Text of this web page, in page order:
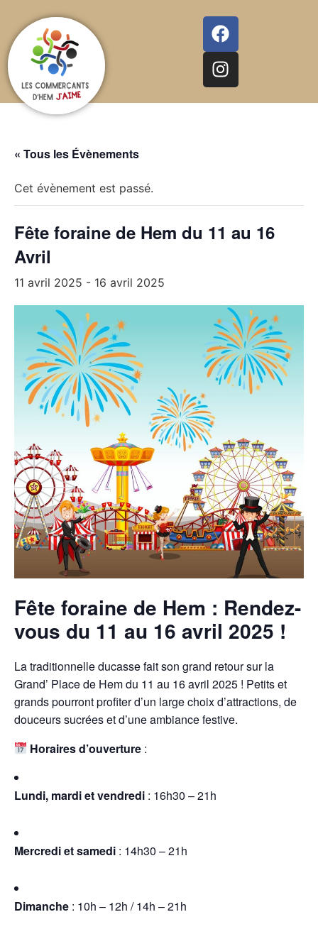
« Tous les Évènements
Cet évènement est passé.
Fête foraine de Hem du 11 au 16
Avril
11 avril 2025 - 16 avril 2025
Fête foraine de Hem : Rendez-
vous du 11 au 16 avril 2025 !
La traditionnelle ducasse fait son grand retour sur la
Grand’ Place de Hem du 11 au 16 avril 2025 ! Petits et
grands pourront profiter d’un large choix d’attractions, de
douceurs sucrées et d’une ambiance festive.
Horaires d’ouverture :
Lundi, mardi et vendredi : 16h30 – 21h
Mercredi et samedi : 14h30 – 21h
Dimanche : 10h – 12h / 14h – 21h